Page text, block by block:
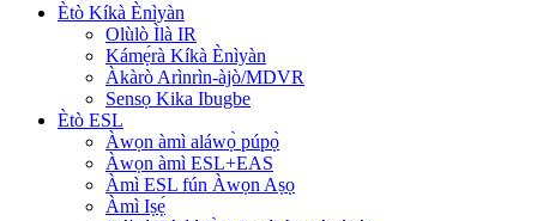
Ètò Kíkà Ènìyàn
Olùlò Ìlà IR
Kámẹ́rà Kíkà Ènìyàn
Àkàrò Arìnrìn-àjò/MDVR
Sensọ Kika Ibugbe
Ètò ESL
Àwọn àmì aláwọ̀ púpọ̀
Àwọn àmì ESL+EAS
Àmì ESL fún Àwọn Aṣọ
Àmì Iṣẹ́